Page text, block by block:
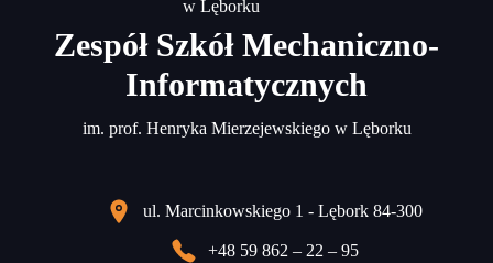
Zespół Szkół Mechaniczno-
Informatycznych
im. prof. Henryka Mierzejewskiego w Lęborku
ul. Marcinkowskiego 1 - Lębork 84-300
+48 59 862 – 22 – 95